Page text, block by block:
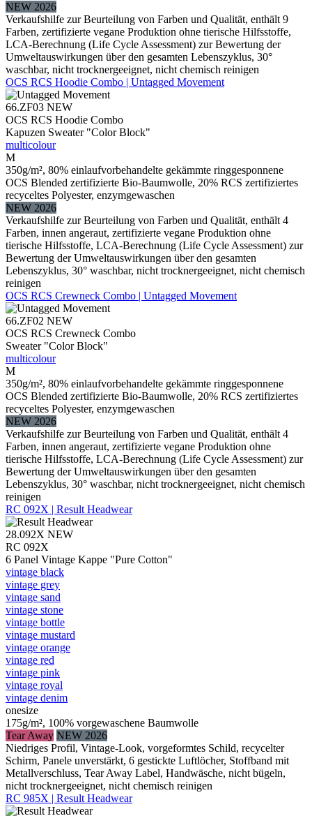
NEW 2026
Verkaufshilfe zur Beurteilung von Farben und Qualität, enthält 9
Farben, zertifizierte vegane Produktion ohne tierische Hilfsstoffe,
LCA-Berechnung (Life Cycle Assessment) zur Bewertung der
Umweltauswirkungen über den gesamten Lebenszyklus, 30°
waschbar, nicht trocknergeeignet, nicht chemisch reinigen
OCS RCS Hoodie Combo | Untagged Movement
66.ZF03 NEW
OCS RCS Hoodie Combo
Kapuzen Sweater "Color Block"
multicolour
M
350g/m², 80% einlaufvorbehandelte gekämmte ringgesponnene
OCS Blended zertifizierte Bio-Baumwolle, 20% RCS zertifiziertes
recyceltes Polyester, enzymgewaschen
NEW 2026
Verkaufshilfe zur Beurteilung von Farben und Qualität, enthält 4
Farben, innen angeraut, zertifizierte vegane Produktion ohne
tierische Hilfsstoffe, LCA-Berechnung (Life Cycle Assessment) zur
Bewertung der Umweltauswirkungen über den gesamten
Lebenszyklus, 30° waschbar, nicht trocknergeeignet, nicht chemisch
reinigen
OCS RCS Crewneck Combo | Untagged Movement
66.ZF02 NEW
OCS RCS Crewneck Combo
Sweater "Color Block"
multicolour
M
350g/m², 80% einlaufvorbehandelte gekämmte ringgesponnene
OCS Blended zertifizierte Bio-Baumwolle, 20% RCS zertifiziertes
recyceltes Polyester, enzymgewaschen
NEW 2026
Verkaufshilfe zur Beurteilung von Farben und Qualität, enthält 4
Farben, innen angeraut, zertifizierte vegane Produktion ohne
tierische Hilfsstoffe, LCA-Berechnung (Life Cycle Assessment) zur
Bewertung der Umweltauswirkungen über den gesamten
Lebenszyklus, 30° waschbar, nicht trocknergeeignet, nicht chemisch
reinigen
RC 092X | Result Headwear
28.092X NEW
RC 092X
6 Panel Vintage Kappe "Pure Cotton"
vintage black
vintage grey
vintage sand
vintage stone
vintage bottle
vintage mustard
vintage orange
vintage red
vintage pink
vintage royal
vintage denim
onesize
175g/m², 100% vorgewaschene Baumwolle
Tear Away NEW 2026
Niedriges Profil, Vintage-Look, vorgeformtes Schild, recycelter
Schirm, Panele unverstärkt, 6 gestickte Luftlöcher, Stoffband mit
Metallverschluss, Tear Away Label, Handwäsche, nicht bügeln,
nicht trocknergeeignet, nicht chemisch reinigen
RC 985X | Result Headwear